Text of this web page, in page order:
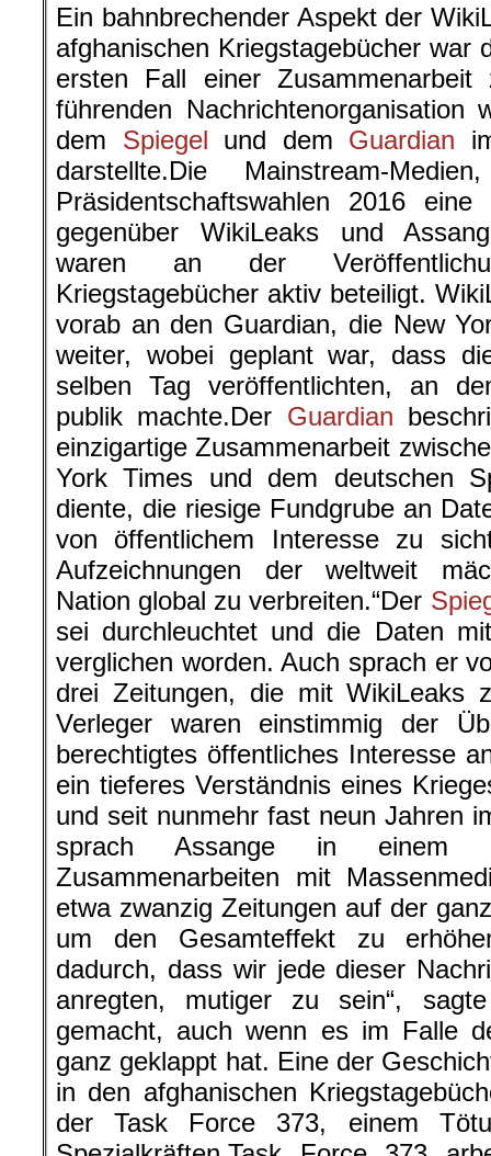
Ein bahnbrechender Aspekt der
afghanischen Kriegstagebücher war
ersten Fall einer Zusammenarbeit
führenden
dem Spiegel und dem Guardian
darstellte.Die Mainstream-
Präsidentschaftswahlen 2016
gegenüber WikiLeaks und
waren an der
Kriegstagebücher aktiv beteiligt.
vorab an den Guardian, die New
weiter, wobei geplant war, dass
selben Tag veröffentlichten, an
publik machte.Der Guardian
einzigartige Zusammenarbeit
York Times und dem deutschen
diente, die riesige Fundgrube an
von öffentlichem Interesse zu
Aufzeichnungen der weltweit
Nation global zu verbreiten.“Der
sei durchleuchtet und die Daten
verglichen worden. Auch sprach er
drei Zeitungen, die mit WikiLeaks
Verleger waren einstimmig der
berechtigtes öffentliches Interesse
ein tieferes Verständnis eines
und seit nunmehr fast neun Jahren
sprach Assange in einem
Zusammenarbeiten mit
etwa zwanzig Zeitungen auf der
um den Gesamteffekt zu
dadurch, dass wir jede dieser
anregten, mutiger zu sein“,
gemacht, auch wenn es im Falle
ganz geklappt hat. Eine der
in den afghanischen
der Task Force 373, einem